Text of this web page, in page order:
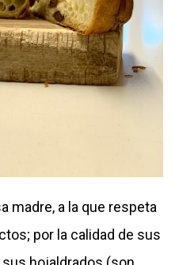
madre, a la que respeta
por la calidad de sus